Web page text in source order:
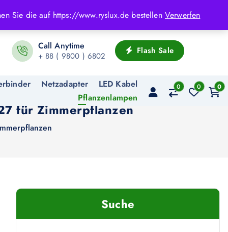
Sie die auf https://www.ryslux.de bestellen Verwerfen
Call Anytime
+ 88 ( 9800 ) 6802 Flash Sale
Netzadapter
LED Kabel
Pflanzenlampen
0 0 0
für Zimmerpflanzen
Suche